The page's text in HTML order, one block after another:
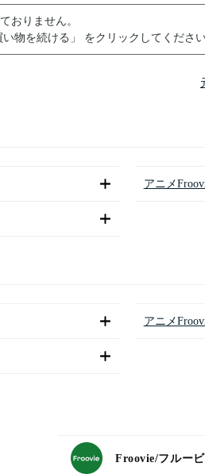
おりません。
物を続ける」 をクリックしてください
アニメ
アニメ
Froovie/フルー